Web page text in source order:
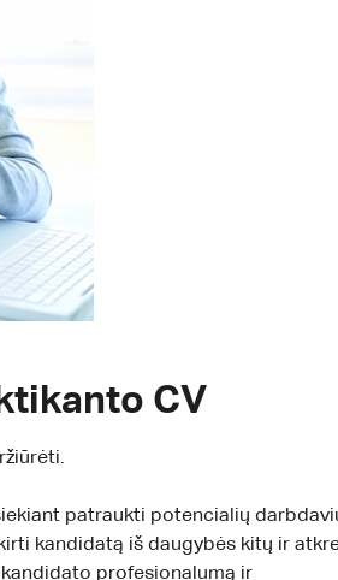
CV
patraukti potencialių
kandidatą iš daugybės kitų ir
profesionalumą ir